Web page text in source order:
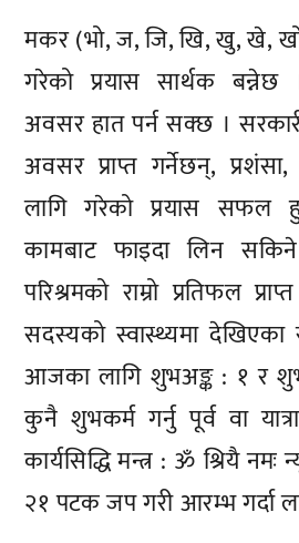
मकर (भो, ज, जि, खि, खु, खे,
गरेको प्रयास सार्थक बन्नेछ ।
अवसर हात पर्न सक्छ ।
अवसर प्राप्त गर्नेछन्,
लागि गरेको प्रयास सफल
कामबाट फाइदा लिन
परिश्रमको राम्रो प्रतिफल
सदस्यको स्वास्थ्यमा
आजका लागि शुभअङ्क : १ र
कुनै शुभकर्म गर्नु पूर्व वा
कार्यसिद्धि मन्त्र : ॐ श्रियै
२१ पटक जप गरी आरम्भ गर्दा